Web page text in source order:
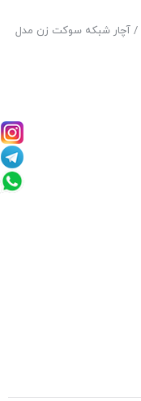
/ آچار شبکه سوکت زن مدل